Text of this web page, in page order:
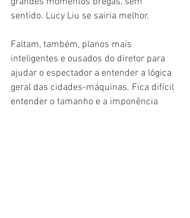
sentido. Lucy Liu se sairia melhor.
Faltam, também, planos mais
inteligentes e ousados do diretor para
ajudar o espectador a entender a lógica
geral das cidades-máquinas. Fica difícil
entender o tamanho e a imponência